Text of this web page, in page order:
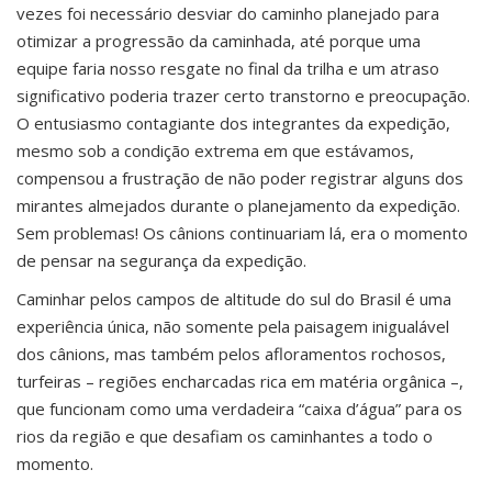
vezes foi necessário desviar do caminho planejado para
otimizar a progressão da caminhada, até porque uma
equipe faria nosso resgate no final da trilha e um atraso
significativo poderia trazer certo transtorno e preocupação.
O entusiasmo contagiante dos integrantes da expedição,
mesmo sob a condição extrema em que estávamos,
compensou a frustração de não poder registrar alguns dos
mirantes almejados durante o planejamento da expedição.
Sem problemas! Os cânions continuariam lá, era o momento
de pensar na segurança da expedição.
Caminhar pelos campos de altitude do sul do Brasil é uma
experiência única, não somente pela paisagem inigualável
dos cânions, mas também pelos afloramentos rochosos,
turfeiras – regiões encharcadas rica em matéria orgânica –,
que funcionam como uma verdadeira “caixa d’água” para os
rios da região e que desafiam os caminhantes a todo o
momento.